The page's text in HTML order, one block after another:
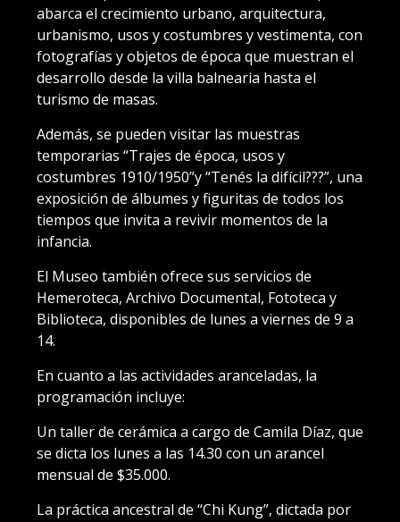
abarca el crecimiento urbano, arquitectura,
urbanismo, usos y costumbres y vestimenta, con
fotografías y objetos de época que muestran el
desarrollo desde la villa balnearia hasta el
turismo de masas.
Además, se pueden visitar las muestras
temporarias “Trajes de época, usos y
costumbres 1910/1950”y “Tenés la difícil???”, una
exposición de álbumes y figuritas de todos los
tiempos que invita a revivir momentos de la
infancia.
El Museo también ofrece sus servicios de
Hemeroteca, Archivo Documental, Fototeca y
Biblioteca, disponibles de lunes a viernes de 9 a
14.
En cuanto a las actividades aranceladas, la
programación incluye:
⁠Un taller de cerámica a cargo de Camila Díaz, que
se dicta los lunes a las 14.30 con un arancel
mensual de $35.000.
La práctica ancestral de “Chi Kung”, dictada por